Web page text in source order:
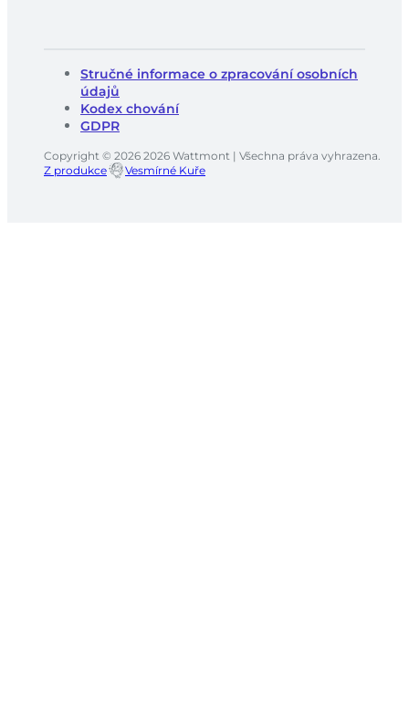
Stručné informace o zpracování osobních
údajů
Kodex chování
GDPR
Copyright © 2026 2026 Wattmont | Všechna práva vyhrazena.
Z produkce
Vesmírné Kuře